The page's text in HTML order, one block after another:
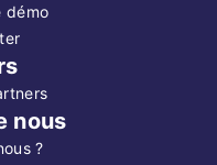
démo
nous
?